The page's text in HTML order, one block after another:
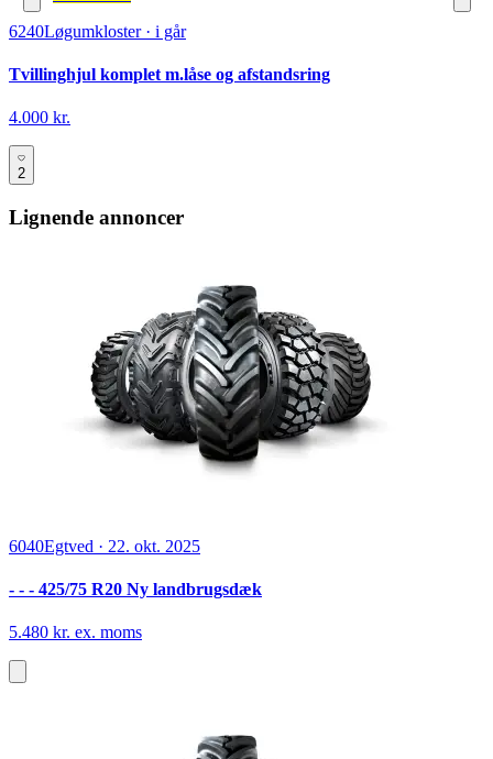
6240Løgumkloster· i går
Tvillinghjul komplet m.låse og afstandsring
4.000 kr.
2
Lignende annoncer
6040Egtved · 22. okt. 2025
- - - 425/75 R20 Ny landbrugsdæk
5.480 kr. ex. moms